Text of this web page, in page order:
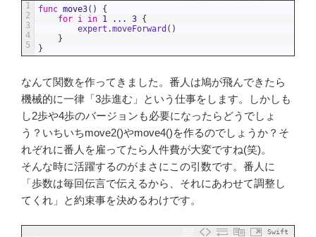
1
2
3
4
5
func move3( )
{
for i in 1 ... 3 {
expert .moveForward ( )
}
}
なんて関数を作ってきました。番人は鳩が飛んできたら
機械的に一律「3歩進む」という仕事をします。しかしも
し2歩や4歩のバージョンも必要になったらどうでしょ
う？いちいちmove2()やmove4()を作るのでしょうか？そ
れぞれに番人を雇ってたら人件費が大変ですね(笑)。
そんな時に活躍するのがまさにこの引数です。番人に
「歩数は毎回伝言で伝えるから、それにあわせて調整し
てくれ」と約束事を決めるわけです。
Swift